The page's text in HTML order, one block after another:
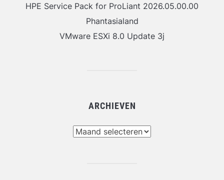
HPE Service Pack for ProLiant 2026.05.00.00
Phantasialand
VMware ESXi 8.0 Update 3j
ARCHIEVEN